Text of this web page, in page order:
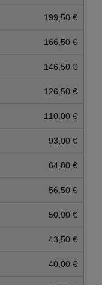
199,50 €
166,50 €
146,50 €
126,50 €
110,00 €
93,00 €
64,00 €
56,50 €
50,00 €
43,50 €
40,00 €